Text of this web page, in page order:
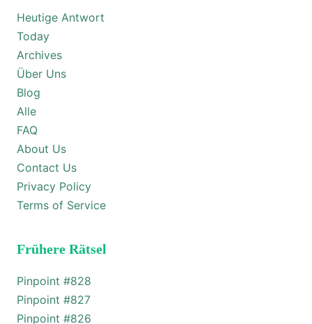
Heutige Antwort
Today
Archives
Über Uns
Blog
Alle
FAQ
About Us
Contact Us
Privacy Policy
Terms of Service
Frühere Rätsel
Pinpoint #828
Pinpoint #827
Pinpoint #826